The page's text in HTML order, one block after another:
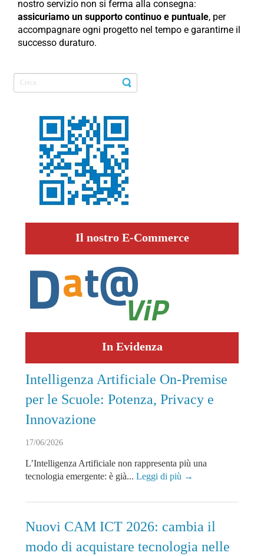
nostro servizio non si ferma alla consegna:
assicuriamo un supporto continuo e puntuale, per
accompagnare ogni progetto nel tempo e garantirne il
successo duraturo.
Il nostro E-Commerce
In Evidenza
Intelligenza Artificiale On-Premise
per le Scuole: Potenza, Privacy e
Innovazione
17/06/2026
L’Intelligenza Artificiale non rappresenta più una
tecnologia emergente: è già... Leggi di più →
Nuovi CAM ICT 2026: cambia il
modo di acquistare tecnologia nelle